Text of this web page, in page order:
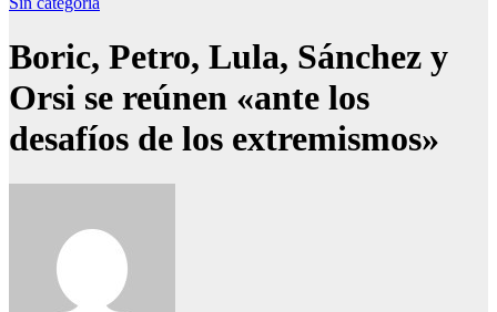
Boric, Petro, Lula, Sánchez y
Orsi se reúnen «ante los
desafíos de los extremismos»